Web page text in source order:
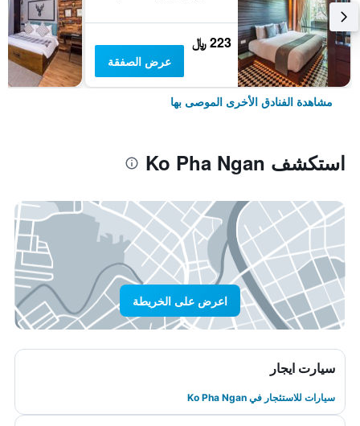
223 ﷼
عرض الصفقة
مشاهدة الفنادق الأخرى الموصى بها
استكشف Ko Pha Ngan
اعرض على الخريطة
سيارت ايجار
سيارات للاستئجار في Ko Pha Ngan